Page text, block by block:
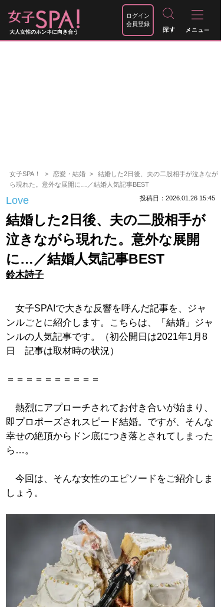
大人女性のホンネに向き合う
ログイン
会員登録
女子SPA！ 恋愛・結婚
結婚した2日後、夫の二股相手が泣きなが
ら現れた。意外な展開に…／結婚人気記事BEST
Love 投稿日：2026.01.26 15:45
結婚した2日後、夫の二股相手が
泣きながら現れた。意外な展開
に…／結婚人気記事BEST
鈴木詩子
女子SPA!で大きな反響を呼んだ記事を、ジャ
ンルごとに紹介します。こちらは、「結婚」ジャ
ンルの人気記事です。（初公開日は2021年1月8
日 記事は取材時の状況）
＝＝＝＝＝＝＝＝＝＝
熱烈にアプローチされてお付き合いが始まり、
即プロポーズされスピード結婚。ですが、そんな
幸せの絶頂からドン底につき落とされてしまった
ら…。
今回は、そんな女性のエピソードをご紹介しま
しょう。